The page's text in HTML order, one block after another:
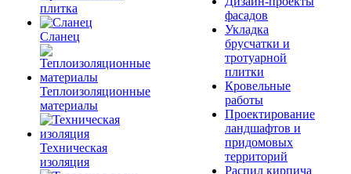
плитка
Сланец
Теплоизоляционные
материалы
Техническая
изоляция
фасадов
Укладка
брусчатки и
тротуарной
плитки
Кровельные
работы
Проектирование
ландшафтов и
придомовых
территорий
Распил кирпича